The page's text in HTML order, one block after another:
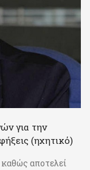
για την
(ηχητικό)
αποτελεί